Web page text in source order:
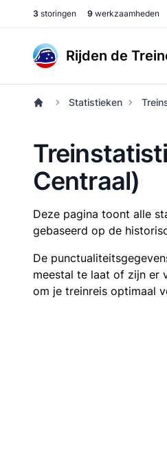
3 storingen 9 werkzaamheden
Rijden de
Statistieken
Centraal)
Deze pagina toont alle
gebaseerd op de
De
meestal te laat of zijn er
om je treinreis optimaal